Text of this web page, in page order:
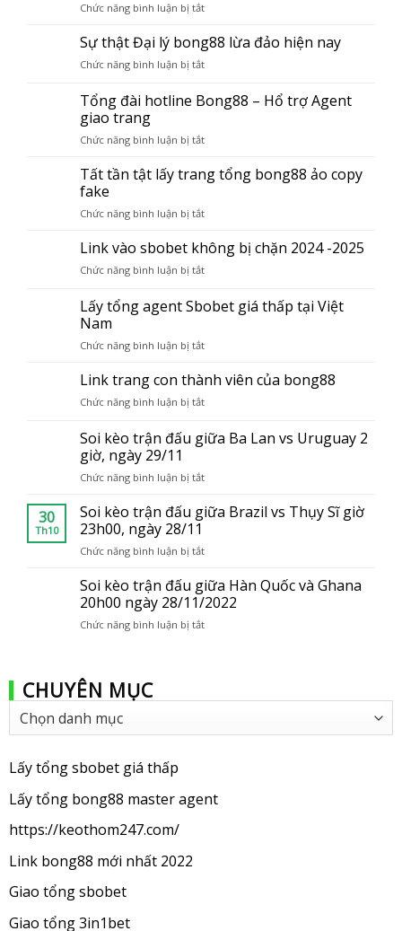
Chức năng bình luận bị tắtở
3
trang
đăng
thành
lừa
hiện
Sự thật Đại lý bong88 lừa đảo hiện nay
Chức năng bình luận bị tắtở
thật
Đại
bong88
đảo
hiện
Tổng đài hotline Bong88 – Hổ trợ Agent
giao trang
Chức năng bình luận bị tắtở
đài
hotline
–
trợ
giao
Tất tần tật lấy trang tổng bong88 ảo copy
fake
Chức năng bình luận bị tắtở
tần
lấy
tổng
copy
Link vào sbobet không bị chặn 2024 -2025
Chức năng bình luận bị tắtở
vào
sbobet
bị
2024
Lấy tổng agent Sbobet giá thấp tại Việt
Nam
Chức năng bình luận bị tắtở
tổng
Sbobet
thấp
Nam
Link trang con thành viên của bong88
Chức năng bình luận bị tắtở
trang
con
viên
bong88
Soi kèo trận đấu giữa Ba Lan vs Uruguay 2
giờ, ngày 29/11
Chức năng bình luận bị tắtở
kèo
giữa
Lan
vs
2
30
Th10
Soi kèo trận đấu giữa Brazil vs Thụy Sĩ giờ
23h00, ngày 28/11
Chức năng bình luận bị tắtở
kèo
trận
đấu
giữa
giờ
ngày
Soi kèo trận đấu giữa Hàn Quốc và Ghana
20h00 ngày 28/11/2022
Chức năng bình luận bị tắtở
giữa
Quốc
ngày
28/11/2022
CHUYÊN MỤC
Chuyên
mục
Lấy tổng sbobet giá thấp
Lấy tổng bong88 master agent
https://keothom247.com/
Link bong88 mới nhất 2022
Giao tổng sbobet
Giao tổng 3in1bet